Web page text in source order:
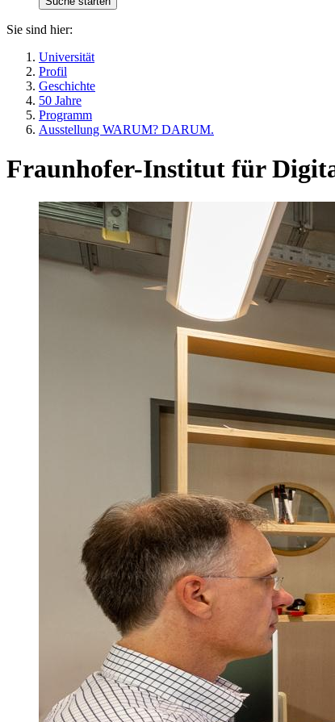
Sie sind hier:
Universität
Profil
Geschichte
50 Jahre
Programm
Ausstellung WARUM? DARUM.
Fraunhofer-Institut für